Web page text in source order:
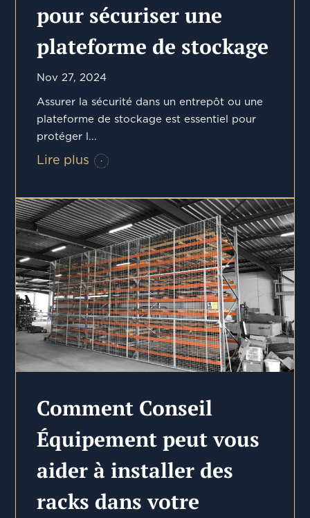
pour sécuriser une
plateforme de stockage
Nov 27, 2024
Assurer la sécurité dans un entrepôt ou une
plateforme de stockage est essentiel pour
protéger l...
Lire plus
Comment Conseil
Équipement peut vous
aider à installer des
racks dans votre